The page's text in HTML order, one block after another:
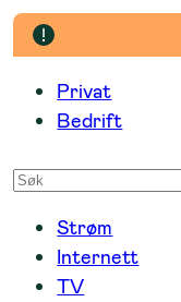
Hopp
til
innholdPrivat
Bedrift
Søk
etter
Strøm
Internett
TV